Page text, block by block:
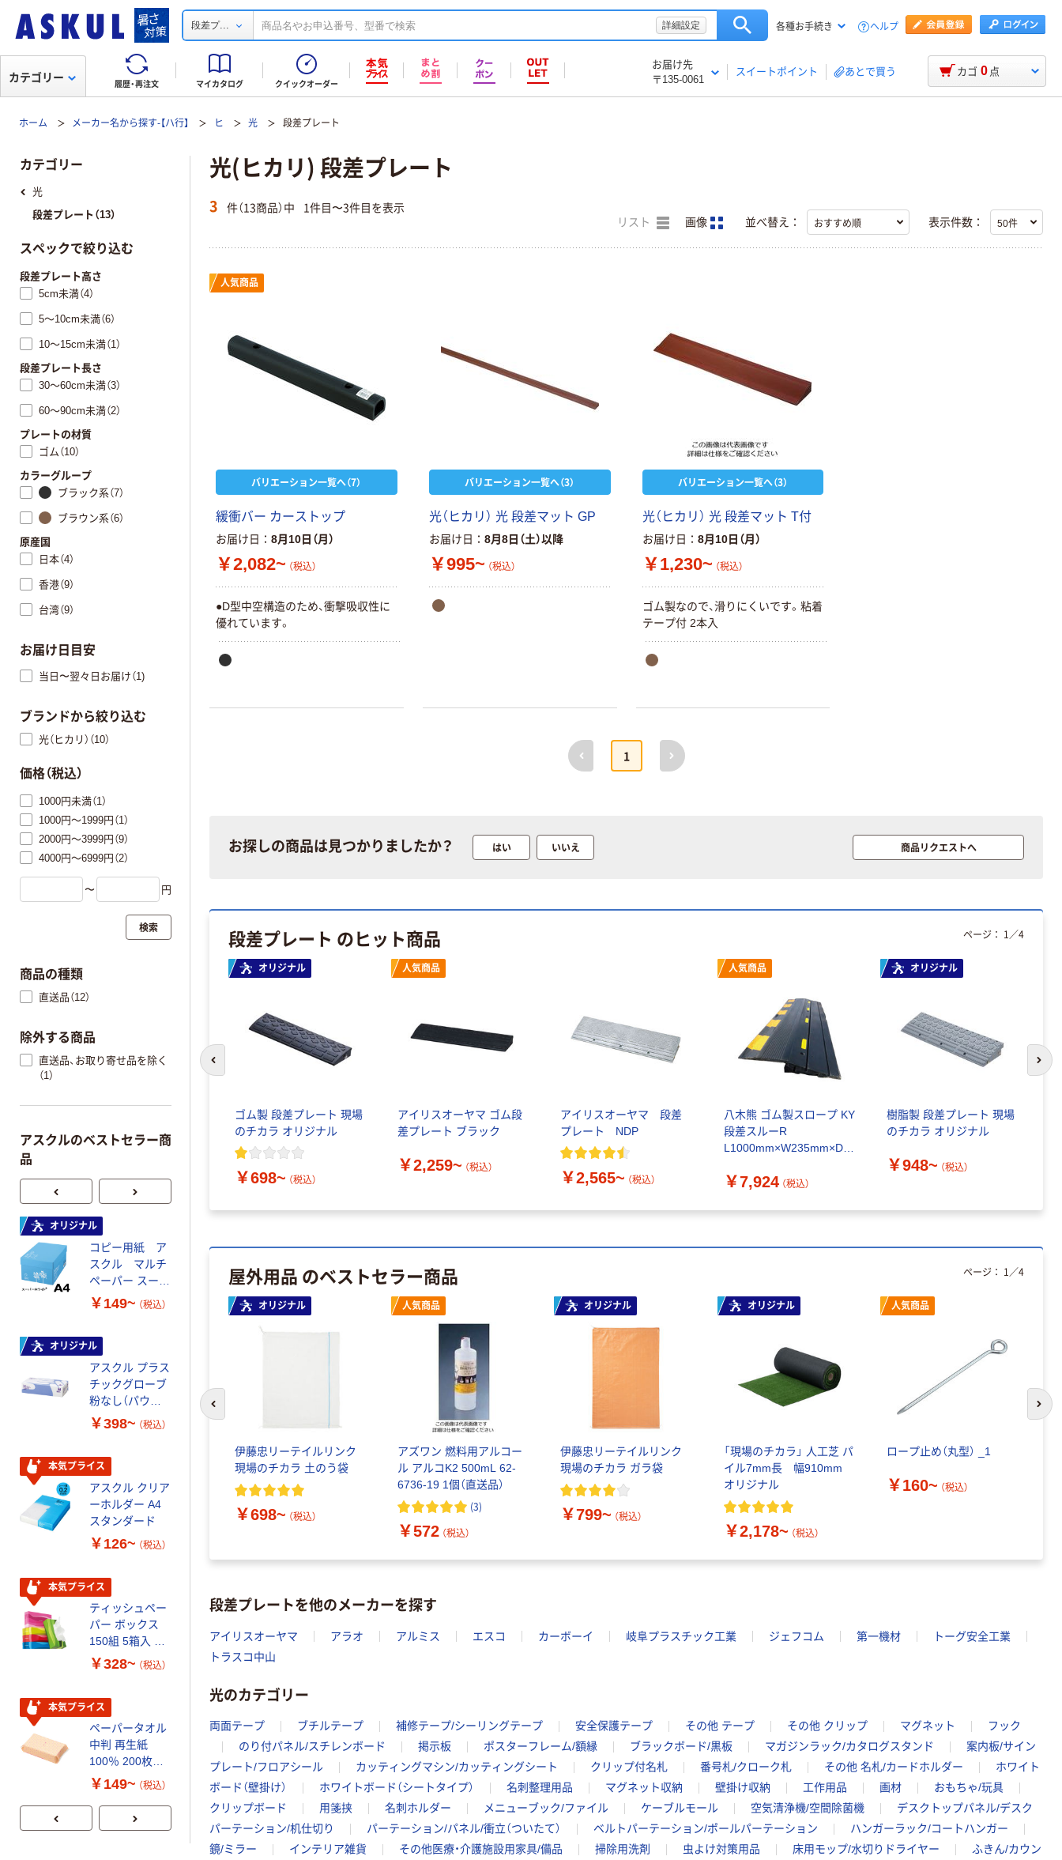
段差プ... 詳細設定 各種お手続き ヘルプ
履歴・再注文 マイカタログ クイックオーダー
お届け先
〒135-0061
スイートポイント あとで買う
カテゴリー カゴ 0 点
ホーム メーカー名から探す-【ハ行】 ヒ 光 段差プレート
光(ヒカリ) 段差プレート
3 件（13商品）中 1件目〜3件目を表示
リスト 画像 並べ替え： 表示件数：
人気商品
バリエーション一覧へ（7）
緩衝バー カーストップ
お届け日 8月10日（月）
￥2,082~ （税込）
●D型中空構造のため、衝撃吸収性に
優れています。
バリエーション一覧へ（3）
光（ヒカリ） 光 段差マット GP
お届け日 8月8日（土）以降
￥995~ （税込）
バリエーション一覧へ（3）
光（ヒカリ） 光 段差マット T付
お届け日 8月10日（月）
￥1,230~ （税込）
ゴム製なので、滑りにくいです。粘着
テープ付 2本入
前へ
1
次へ
お探しの商品は見つかりましたか？ はい いいえ 商品リクエストへ
段差プレート のヒット商品
オリジナル
ゴム製 段差プレート 現場
のチカラ オリジナル
￥698~ （税込）
人気商品
アイリスオーヤマ ゴム段
差プレート ブラック
￥2,259~ （税込）
アイリスオーヤマ 段差
プレート NDP
￥2,565~ （税込）
人気商品
八木熊 ゴム製スロープ KY
段差スルーR
L1000mm×W235mm×D2
（直送品）
￥7,924 （税込）
オリジナル
樹脂製 段差プレート 現場
のチカラ オリジナル
￥948~ （税込）
ページ： 1 ／4
次
屋外用品 のベストセラー商品
オリジナル
伊藤忠リーテイルリンク
現場のチカラ 土のう袋
￥698~ （税込）
人気商品
アズワン 燃料用アルコー
ル アルコK2 500mL 62-
6736-19 1個（直送品）
(3)
￥572 （税込）
オリジナル
伊藤忠リーテイルリンク
現場のチカラ ガラ袋
￥799~ （税込）
オリジナル
「現場のチカラ」 人工芝 パ
イル7mm長 幅910mm
オリジナル
￥2,178~ （税込）
人気商品
ロープ止め（丸型） _1
￥160~ （税込）
ページ： 1 ／4
前のスライドへ 次
段差プレートを他のメーカーを探す
アイリスオーヤマ アラオ アルミス エスコ カーボーイ 岐阜プラスチック工業 ジェフコム 第一機材
トーグ安全工業
トラスコ中山
光のカテゴリー
両面テープ ブチルテープ 補修テープ/シーリングテープ 安全保護テープ その他 テープ その他 クリップ マグネット
フック
のり付パネル/スチレンボード
掲示板 ポスターフレーム/額縁 ブラックボード/黒板 マガジンラック/カタログスタンド
案内板/サイン
プレート/フロアシール
カッティングマシン/カッティングシート クリップ付名札 番号札/クローク札 その他 名札/カードホルダー
ホワイト
ボード（壁掛け）
ホワイトボード（シートタイプ） 名刺整理用品 マグネット収納 壁掛け収納 工作用品 画材
おもちゃ/玩具
クリップボード
用箋挟 名刺ホルダー メニューブック/ファイル ケーブルモール 空気清浄機/空間除菌機
デスクトップパネル/デスク
パーテーション/机仕切り
パーテーション/パネル/衝立（ついたて） ベルトパーテーション/ポールパーテーション
ハンガーラック/コートハンガー
鏡/ミラー
インテリア雑貨 その他医療・介護施設用家具/備品 掃除用洗剤 虫よけ対策用品 床用モップ/水切りドライヤー
ふきん/カウン
カテゴリー
光
段差プレート（13）
スペックで絞り込む
段差プレート高さ
5cm未満（4）
5～10cm未満（6）
10～15cm未満（1）
段差プレート長さ
30～60cm未満（3）
60～90cm未満（2）
プレートの材質
ゴム（10）
カラーグループ
ブラック系（7）
ブラウン系（6）
原産国
日本（4）
香港（9）
台湾（9）
お届け日目安
当日〜翌々日お届け（1)
ブランドから絞り込む
光（ヒカリ）（10）
価格（税込）
1000円未満（1）
1000円～1999円（1）
2000円～3999円（9）
4000円～6999円（2）
〜 円
検索
商品の種類
直送品（12）
除外する商品
直送品、お取り寄せ品を除く
（1）
アスクルのベストセラー商
品
オリジナル
コピー用紙 ア
スクル マルチ
ペーパー スーパ
ーホワイト+
￥149~ （税込）
オリジナル
アスクル プラス
チックグローブ
粉なし（パウダ
ーフリー）
￥398~ （税込）
本気プライス
アスクル クリア
ーホルダー A4
スタンダード
￥126~ （税込）
本気プライス
ティッシュペー
パー ボックス
150組 5箱入 ア
スクル スマート
証
￥328~ （税込）
本気プライス
ペーパータオル
中判 再生紙
100％ 200枚
FSC認証 シング
企画 オリジナル
￥149~ （税込）
コピー用紙 マ
スーパーエコノ
ミー+
￥149~
芯あり FSC認
証
（税込）
本気プライス
アスクル 耳にや
いマスク
トイレットペー
120ｍ 再生紙
100% 6ロール
芯あり FSC認
￥470~
アスクル プラ
スチックグロー
ブ 薄手 粉な
リー）
￥298~ （税込）
蛍光オプテック
定モデル) 蛍光
ペン ゼブラ
￥52~
嬬恋銘水 ナチュ
ラルミネラルウ
キャップシール
付き／2Lラベル
レス 10本
￥1,037~
オリジナル
スズラン 酒精綿
G バルクタイプ
指定医薬部外品
￥140~ （税込）
人気商品
水 ミネラルウォ
本気プライス
ファーストレイ
ップ
￥374~
【アスクル限定】
ローブ ホワイ
ト 粉なし（パ
ウダーフリー）
￥698~
本気プライス
￥143~ （税込）
本気プライス
ティッシュペー
モカ 200組 5個
ト ニトリルグ
アスクル 検査用
ディスポパンツ
￥96~ （税込）
アスクル トイ
共同企画 トイ
レクリーナー
オリジナル
￥330~
本気プライス
【ガムテープ】ア
スクル 現場のチ
カラ 厚さ
コピー用紙 ア
ペーパー スーパ
アスクル プラス
チックグローブ
アスクル クリア
150組 5箱入 ア
ペーパータオル
中判 再生紙
100％ 200枚
ル 大王製紙共同
企画 オリジナル
￥149~ （税込）